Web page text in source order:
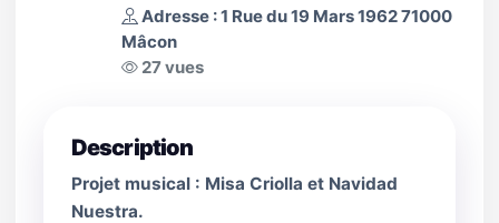
Adresse : 1 Rue du 19 Mars 1962 71000
Mâcon
27 vues
Description
Projet musical : Misa Criolla et Navidad
Nuestra.